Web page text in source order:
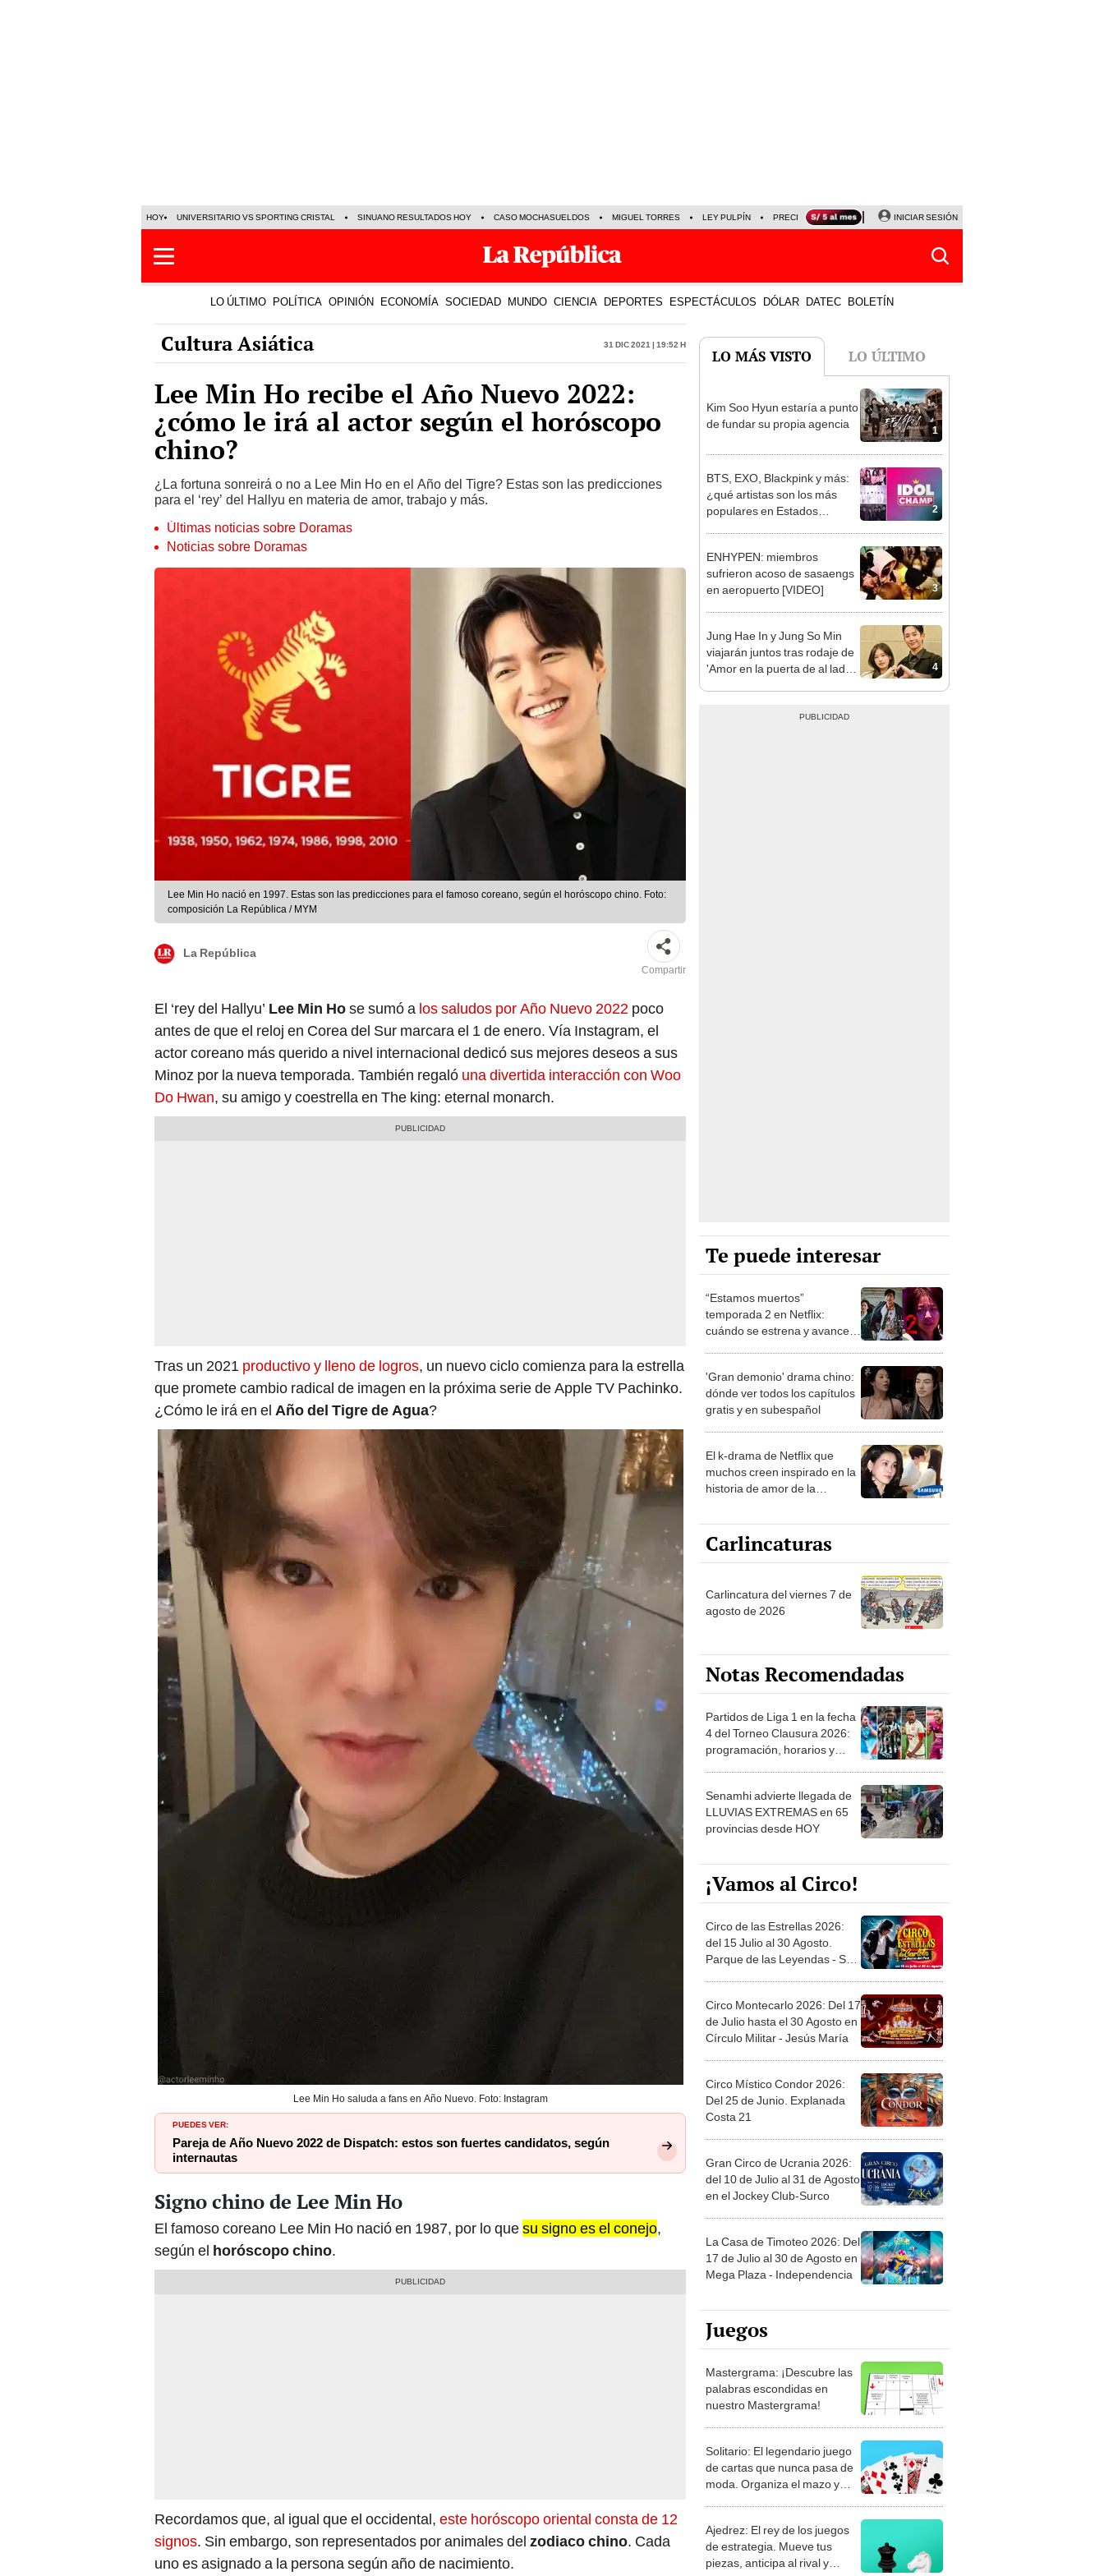
HOY UNIVERSITARIO VS SPORTING CRISTAL SINUANO RESULTADOS HOY CASO MOCHASUELDOS MIGUEL TORRES LEY PULPÍN PRECIO DEL DÓLAR CORTE DE LUZ VIERNES 7 DE AGOSTO
INICIAR SESIÓN
LO ÚLTIMO POLÍTICA OPINIÓN ECONOMÍA SOCIEDAD MUNDO CIENCIA DEPORTES ESPECTÁCULOS DÓLAR DATEC BOLETÍN
Cultura Asiática 31 Dic 2021 | 19:52 h
Lee Min Ho recibe el Año Nuevo 2022:
¿cómo le irá al actor según el horóscopo
chino?
¿La fortuna sonreirá o no a Lee Min Ho en el Año del Tigre? Estas son las predicciones
para el ‘rey’ del Hallyu en materia de amor, trabajo y más.
Últimas noticias sobre Doramas
Noticias sobre Doramas
Lee Min Ho nació en 1997. Estas son las predicciones para el famoso coreano, según el horóscopo chino. Foto:
composición La República / MYM
La República
Compartir
El ‘rey del Hallyu’ Lee Min Hose sumó a los saludos por Año Nuevo 2022 poco
antes de que el reloj en Corea del Sur marcara el 1 de enero. Vía Instagram, el
actor coreano más querido a nivel internacional dedicó sus mejores deseos a sus
Minoz por la nueva temporada. También regaló una divertida interacción con Woo
Do Hwan, su amigo y coestrella en The king: eternal monarch.
Tras un 2021 productivo y lleno de logros, un nuevo ciclo comienza para la estrella
que promete cambio radical de imagen en la próxima serie de Apple TV Pachinko.
¿Cómo le irá en el Año del Tigre de Agua?
Lee Min Ho saluda a fans en Año Nuevo. Foto: Instagram
PUEDES VER:
Pareja de Año Nuevo 2022 de Dispatch: estos son fuertes candidatos, según
internautas
Signo chino de Lee Min Ho
El famoso coreano Lee Min Ho nació en 1987, por lo quesu signo es el conejo,
según el horóscopo chino.
Recordamos que, al igual que el occidental, este horóscopo oriental consta de 12
signos. Sin embargo, son representados por animales del zodiaco chino. Cada
uno es asignado a la persona según año de nacimiento.
LO MÁS VISTO LO ÚLTIMO
1
Kim Soo Hyun estaría a punto
de fundar su propia agencia
2
BTS, EXO, Blackpink y más:
¿qué artistas son los más
populares en Estados
3
ENHYPEN: miembros
sufrieron acoso de sasaengs
en aeropuerto [VIDEO]
4
Jung Hae In y Jung So Min
viajarán juntos tras rodaje de
'Amor en la puerta de al lado'
Te puede interesar
“Estamos muertos”
temporada 2 en Netflix:
cuándo se estrena y avances
'Gran demonio' drama chino:
dónde ver todos los capítulos
gratis y en subespañol
El k-drama de Netflix que
muchos creen inspirado en la
historia de amor de la
Carlincaturas
Carlincatura del viernes 7 de
agosto de 2026
Notas Recomendadas
Partidos de Liga 1 en la fecha
4 del Torneo Clausura 2026:
programación, horarios y
Senamhi advierte llegada de
LLUVIAS EXTREMAS en 65
provincias desde HOY
¡Vamos al Circo!
Circo de las Estrellas 2026:
del 15 Julio al 30 Agosto.
Parque de las Leyendas - San
Circo Montecarlo 2026: Del 17
de Julio hasta el 30 Agosto en
Círculo Militar - Jesús María
Circo Místico Condor 2026:
Del 25 de Junio. Explanada
Costa 21
Gran Circo de Ucrania 2026:
del 10 de Julio al 31 de Agosto
en el Jockey Club-Surco
La Casa de Timoteo 2026: Del
17 de Julio al 30 de Agosto en
Mega Plaza - Independencia
Juegos
Mastergrama: ¡Descubre las
palabras escondidas en
nuestro Mastergrama!
Solitario: El legendario juego
de cartas que nunca pasa de
moda. Organiza el mazo y
Ajedrez: El rey de los juegos
de estrategia. Mueve tus
piezas, anticipa al rival y